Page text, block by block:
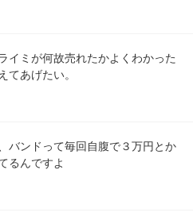
イミが何故売れたかよくわかった
てあげたい。
バンドって毎回自腹で３万円とか
るんですよ